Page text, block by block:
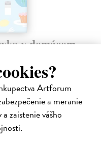
Artforum
a meranie
zaistenie vášho
v domácom
šperky, vlastné jogurty,
so svojimi deťmi tridsať
a materiálmi.